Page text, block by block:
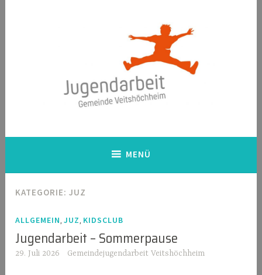
Veitshöchheim
MENÜ
KATEGORIE:JUZ
ALLGEMEIN,JUZ, KIDSCLUB
Jugendarbeit – Sommerpause
29. Juli 2026 Gemeindejugendarbeit Veitshöchheim